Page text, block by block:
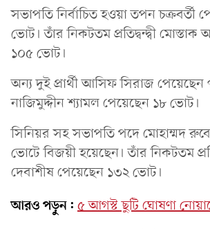
সভাপতি নির্বাচিত হওয়া তপন চক্রবর্তী
ভোট। তাঁর নিকটতম প্রতিদ্বন্দ্বী
১০৫ ভোট।
অন্য দুই প্রার্থী আসিফ সিরাজ
নাজিমুদ্দীন শ্যামল পেয়েছেন ১৮ ভোট।
সিনিয়র সহ সভাপতি পদে মোহাম্মদ
ভোটে বিজয়ী হয়েছেন। তাঁর নিকটতম
দেবাশীষ পেয়েছেন ১৩২ ভোট।
আরও পড়ুন: ৫ আগস্ট ছুটি ঘোষণা